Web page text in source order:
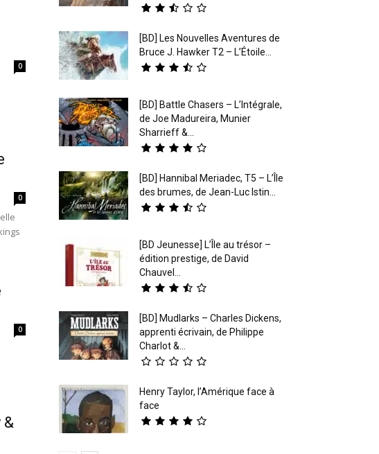
0
0
0
&
[BD] Les Nouvelles Aventures de
Bruce J. Hawker T2 – L’Étoile...
[BD] Battle Chasers – L’Intégrale,
de Joe Madureira, Munier
Sharrieff &...
[BD] Hannibal Meriadec, T5 – L’Île
des brumes, de Jean-Luc Istin...
[BD Jeunesse] L’Île au trésor –
édition prestige, de David
Chauvel...
[BD] Mudlarks – Charles Dickens,
apprenti écrivain, de Philippe
Charlot &...
Henry Taylor, l’Amérique face à
face